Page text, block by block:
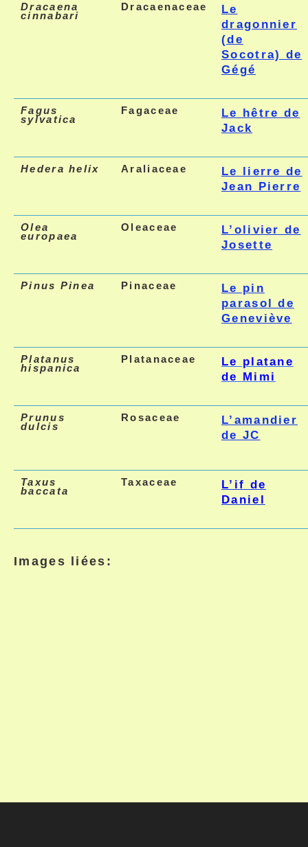
Dracaena
cinnabari
Dracaenaceae
Le
dragonnier
(de
Socotra) de
Gégé
Fagus
sylvatica
Fagaceae
Le hêtre de
Jack
Hedera helix Araliaceae
Le lierre de
Jean Pierre
Olea
europaea
Oleaceae
L’olivier de
Josette
Pinus Pinea Pinaceae
Le pin
parasol de
Geneviève
Platanus
hispanica
Platanaceae
Le platane
de Mimi
Prunus
dulcis
Rosaceae
L’amandier
de JC
Taxus
baccata
Taxaceae
L’if de
Daniel
Images liées: